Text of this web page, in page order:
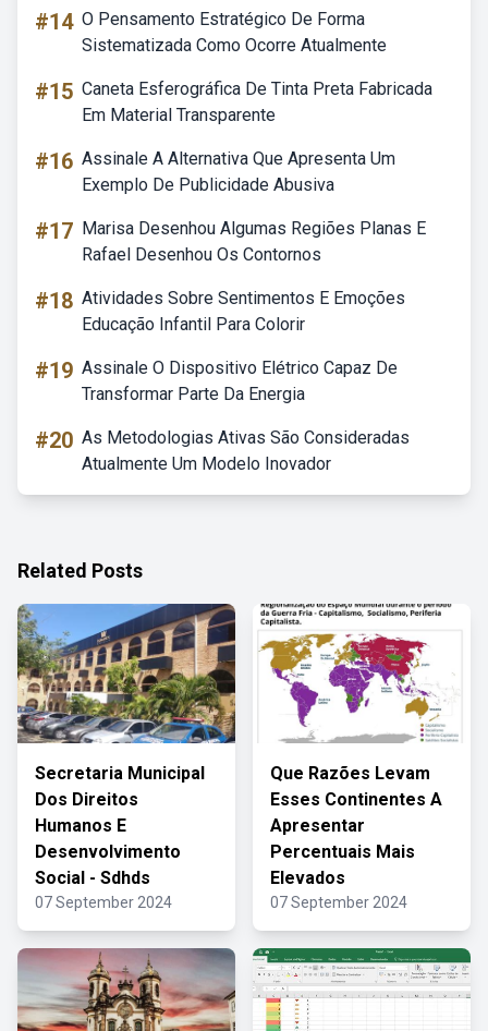
#14 O Pensamento Estratégico De Forma
Sistematizada Como Ocorre Atualmente
#15 Caneta Esferográfica De Tinta Preta Fabricada
Em Material Transparente
#16 Assinale A Alternativa Que Apresenta Um
Exemplo De Publicidade Abusiva
#17 Marisa Desenhou Algumas Regiões Planas E
Rafael Desenhou Os Contornos
#18 Atividades Sobre Sentimentos E Emoções
Educação Infantil Para Colorir
#19 Assinale O Dispositivo Elétrico Capaz De
Transformar Parte Da Energia
#20 As Metodologias Ativas São Consideradas
Atualmente Um Modelo Inovador
Related Posts
Secretaria Municipal
Dos Direitos
Humanos E
Desenvolvimento
Social - Sdhds
07 September 2024
Que Razões Levam
Esses Continentes A
Apresentar
Percentuais Mais
Elevados
07 September 2024